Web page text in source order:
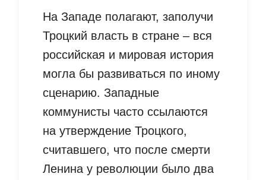
На Западе полагают, заполучи
Троцкий власть в стране – вся
российская и мировая история
могла бы развиваться по иному
сценарию. Западные
коммунисты часто ссылаются
на утверждение Троцкого,
считавшего, что после смерти
Ленина у революции было два